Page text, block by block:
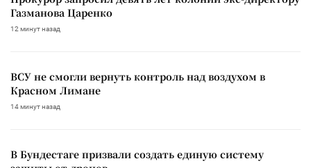
Газманова Царенко
12 минут назад
ВСУ не смогли вернуть контроль над воздухом в
Красном Лимане
14 минут назад
В Бундестаге призвали создать единую систему